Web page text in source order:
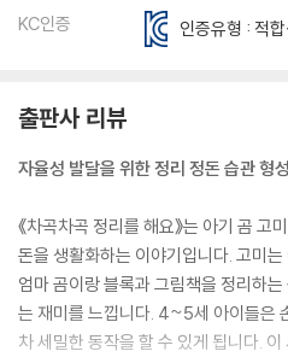
KC인증
인증유형 : 적
출판사 리뷰
자율성 발달을 위한 정리 정돈 습관 형성
《차곡차곡 정리를 해요》는 아기 곰 고
돈을 생활화하는 이야기입니다. 고미
엄마 곰이랑 블록과 그림책을 정리하
는 재미를 느낍니다. 4~5세 아이들은
차 세밀한 동작을 할 수 있게 됩니다.